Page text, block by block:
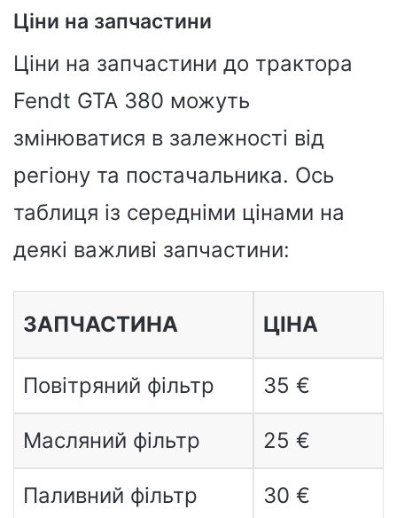
Ціни на запчастини
Ціни на запчастини до трактора
Fendt GTA 380 можуть
змінюватися в залежності від
регіону та постачальника. Ось
таблиця із середніми цінами на
деякі важливі запчастини:
ЗАПЧАСТИНА ЦІНА
Повітряний фільтр 35 €
Масляний фільтр 25 €
Паливний фільтр 30 €